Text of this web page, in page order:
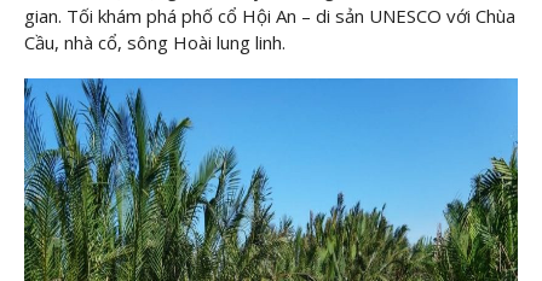
gian. Tối khám phá phố cổ Hội An – di sản UNESCO với Chùa
Cầu, nhà cổ, sông Hoài lung linh.